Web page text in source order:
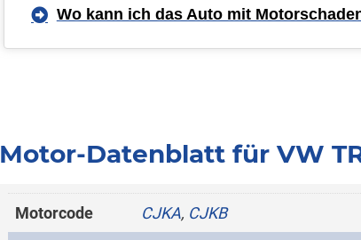
Wo kann ich das Auto mit
Motor-Datenblatt für VW
Motorcode CJKA, CJKB